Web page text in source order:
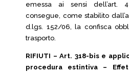
emessa ai sensi dell’art.
consegue, come stabilito
d.lgs. 152/06, la confisca
trasporto.
RIFIUTI – Art. 318-bis e
procedura estintiva –